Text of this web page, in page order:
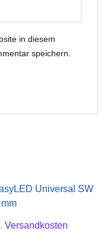
in diesem
speichern.
Versandkosten